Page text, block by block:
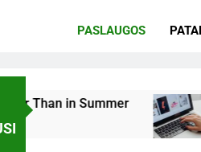
PASLAUGOS
in Summer Kaip